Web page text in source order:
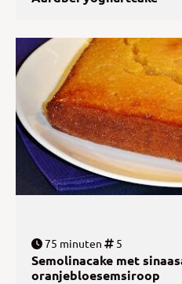
75 minuten 5
Semolinacake met
oranjebloesemsiroop